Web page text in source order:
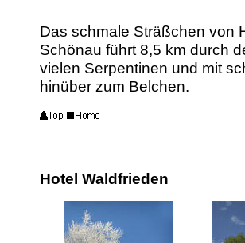
Das schmale Sträßchen von
Schönau führt 8,5 km durch
vielen Serpentinen und mit
hinüber zum Belchen.
Hotel Waldfrieden